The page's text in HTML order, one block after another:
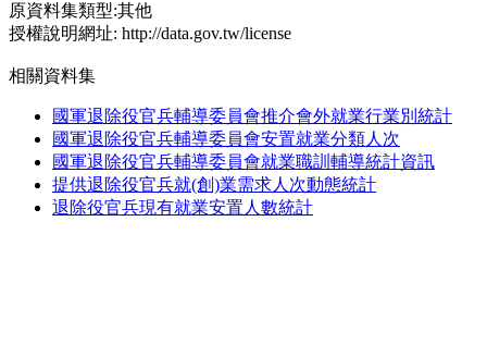
原資料集類型:其他
授權說明網址: http://data.gov.tw/license
相關資料集
國軍退除役官兵輔導委員會推介會外就業行業別統計
國軍退除役官兵輔導委員會安置就業分類人次
國軍退除役官兵輔導委員會就業職訓輔導統計資訊
提供退除役官兵就(創)業需求人次動態統計
退除役官兵現有就業安置人數統計